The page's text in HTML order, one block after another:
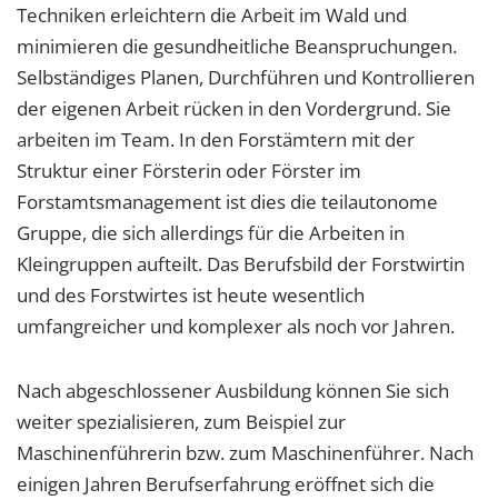
Techniken erleichtern die Arbeit im Wald und
minimieren die gesundheitliche Beanspruchungen.
Selbständiges Planen, Durchführen und Kontrollieren
der eigenen Arbeit rücken in den Vordergrund. Sie
arbeiten im Team. In den Forstämtern mit der
Struktur einer Försterin oder Förster im
Forstamtsmanagement ist dies die teilautonome
Gruppe, die sich allerdings für die Arbeiten in
Kleingruppen aufteilt. Das Berufsbild der Forstwirtin
und des Forstwirtes ist heute wesentlich
umfangreicher und komplexer als noch vor Jahren.
Nach abgeschlossener Ausbildung können Sie sich
weiter spezialisieren, zum Beispiel zur
Maschinenführerin bzw. zum Maschinenführer. Nach
einigen Jahren Berufserfahrung eröffnet sich die